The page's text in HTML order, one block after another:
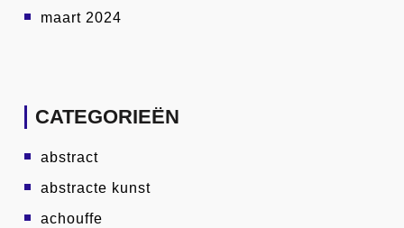
maart 2024
CATEGORIEËN
abstract
abstracte kunst
achouffe